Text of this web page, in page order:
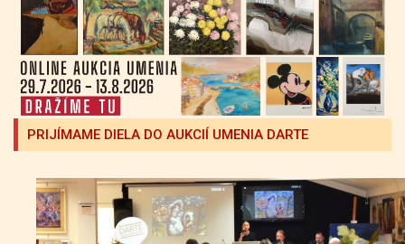
PRIJÍMAME DIELA DO AUKCIÍ UMENIA DARTE